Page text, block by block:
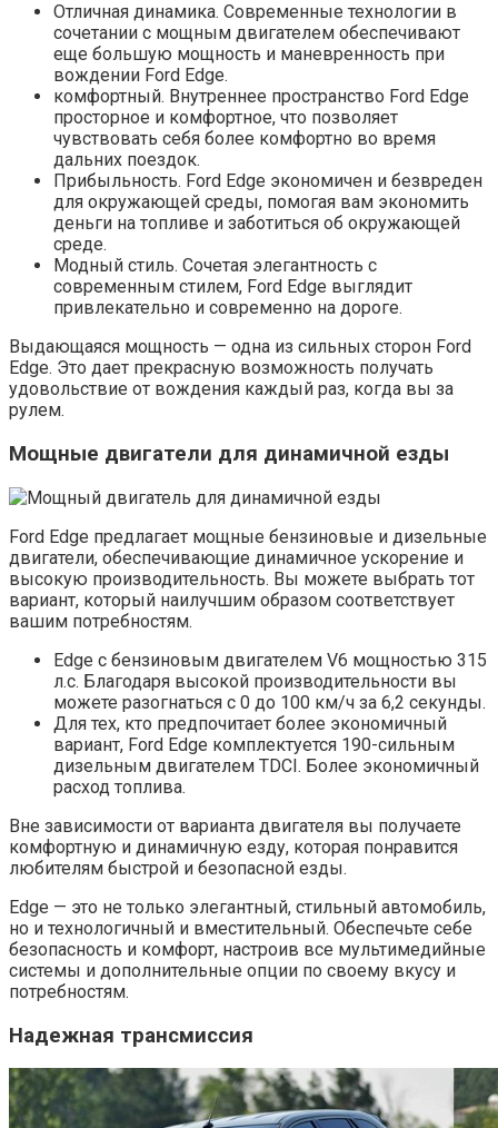
Отличная динамика. Современные технологии в
сочетании с мощным двигателем обеспечивают
еще большую мощность и маневренность при
вождении Ford Edge.
комфортный. Внутреннее пространство Ford Edge
просторное и комфортное, что позволяет
чувствовать себя более комфортно во время
дальних поездок.
Прибыльность. Ford Edge экономичен и безвреден
для окружающей среды, помогая вам экономить
деньги на топливе и заботиться об окружающей
среде.
Модный стиль. Сочетая элегантность с
современным стилем, Ford Edge выглядит
привлекательно и современно на дороге.
Выдающаяся мощность — одна из сильных сторон Ford
Edge. Это дает прекрасную возможность получать
удовольствие от вождения каждый раз, когда вы за
рулем.
Мощные двигатели для динамичной езды
Ford Edge предлагает мощные бензиновые и дизельные
двигатели, обеспечивающие динамичное ускорение и
высокую производительность. Вы можете выбрать тот
вариант, который наилучшим образом соответствует
вашим потребностям.
Edge с бензиновым двигателем V6 мощностью 315
л.с. Благодаря высокой производительности вы
можете разогнаться с 0 до 100 км/ч за 6,2 секунды.
Для тех, кто предпочитает более экономичный
вариант, Ford Edge комплектуется 190-сильным
дизельным двигателем TDCI. Более экономичный
расход топлива.
Вне зависимости от варианта двигателя вы получаете
комфортную и динамичную езду, которая понравится
любителям быстрой и безопасной езды.
Edge — это не только элегантный, стильный автомобиль,
но и технологичный и вместительный. Обеспечьте себе
безопасность и комфорт, настроив все мультимедийные
системы и дополнительные опции по своему вкусу и
потребностям.
Надежная трансмиссия